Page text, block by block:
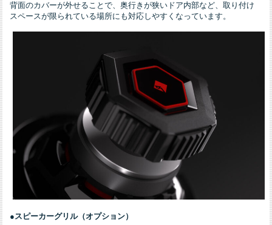
背面のカバーが外せることで、奥行きが狭いドア内部など、取り付け
スペースが限られている場所にも対応しやすくなっています。
●スピーカーグリル（オプション）